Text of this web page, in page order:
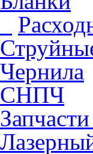
Чернила
СНПЧ